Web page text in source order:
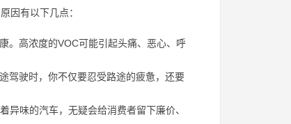
因有以下几点：
。高浓度的VOC可能引起头痛、恶心、呼
驾驶时，你不仅要忍受路途的疲惫，还要
味的汽车，无疑会给消费者留下廉价、